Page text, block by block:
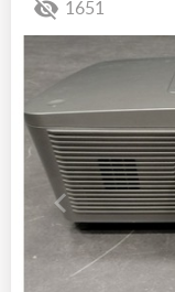
1651